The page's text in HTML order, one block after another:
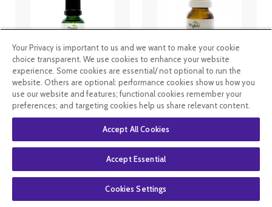
Oemine
phybio
Macérat de
bourgeons bio
30 ml
Oemine huile
essentielle bio
palmarosa
10ml
stock
Your Privacy is important to us and we want to make your cookie
choice transparent. We use cookies to enhance your website
experience. Some cookies are essential/ not optional to run the
website. Others are optional: performance cookies show us how you
use our website and features; functional cookies remember your
preferences; and targeting cookies help us share relevant content.
Accept All Cookies
Accept Essential
Cookies Settings